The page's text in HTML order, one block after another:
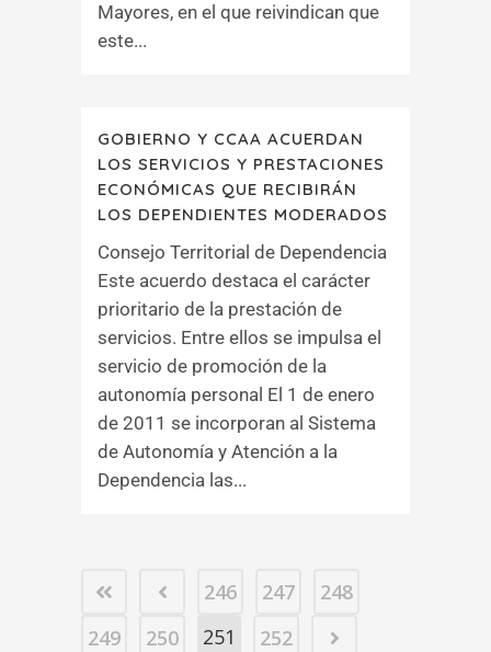
Mayores, en el que reivindican que
este...
GOBIERNO Y CCAA ACUERDAN
LOS SERVICIOS Y PRESTACIONES
ECONÓMICAS QUE RECIBIRÁN
LOS DEPENDIENTES MODERADOS
Consejo Territorial de Dependencia
Este acuerdo destaca el carácter
prioritario de la prestación de
servicios. Entre ellos se impulsa el
servicio de promoción de la
autonomía personal El 1 de enero
de 2011 se incorporan al Sistema
de Autonomía y Atención a la
Dependencia las...
246 247
248
249
250 251 252